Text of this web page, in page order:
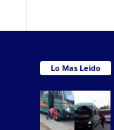
Lo Mas Leido